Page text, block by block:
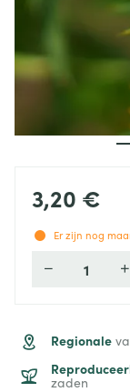
3,20 €
Er zijn nog
Aantal
Regionale
zaden